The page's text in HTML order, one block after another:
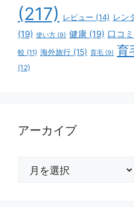
(217)
レビュー (14) レン
(19) 使い方 (9) 健康 (19) 口コミ
較 (11) 海外旅行 (15) 育毛 (9) 育
(12)
アーカイブ